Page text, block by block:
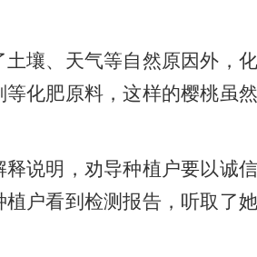
壤、天气等自然原因外，
化肥原料，这样的樱桃虽
说明，劝导种植户要以诚
户看到检测报告，听取了